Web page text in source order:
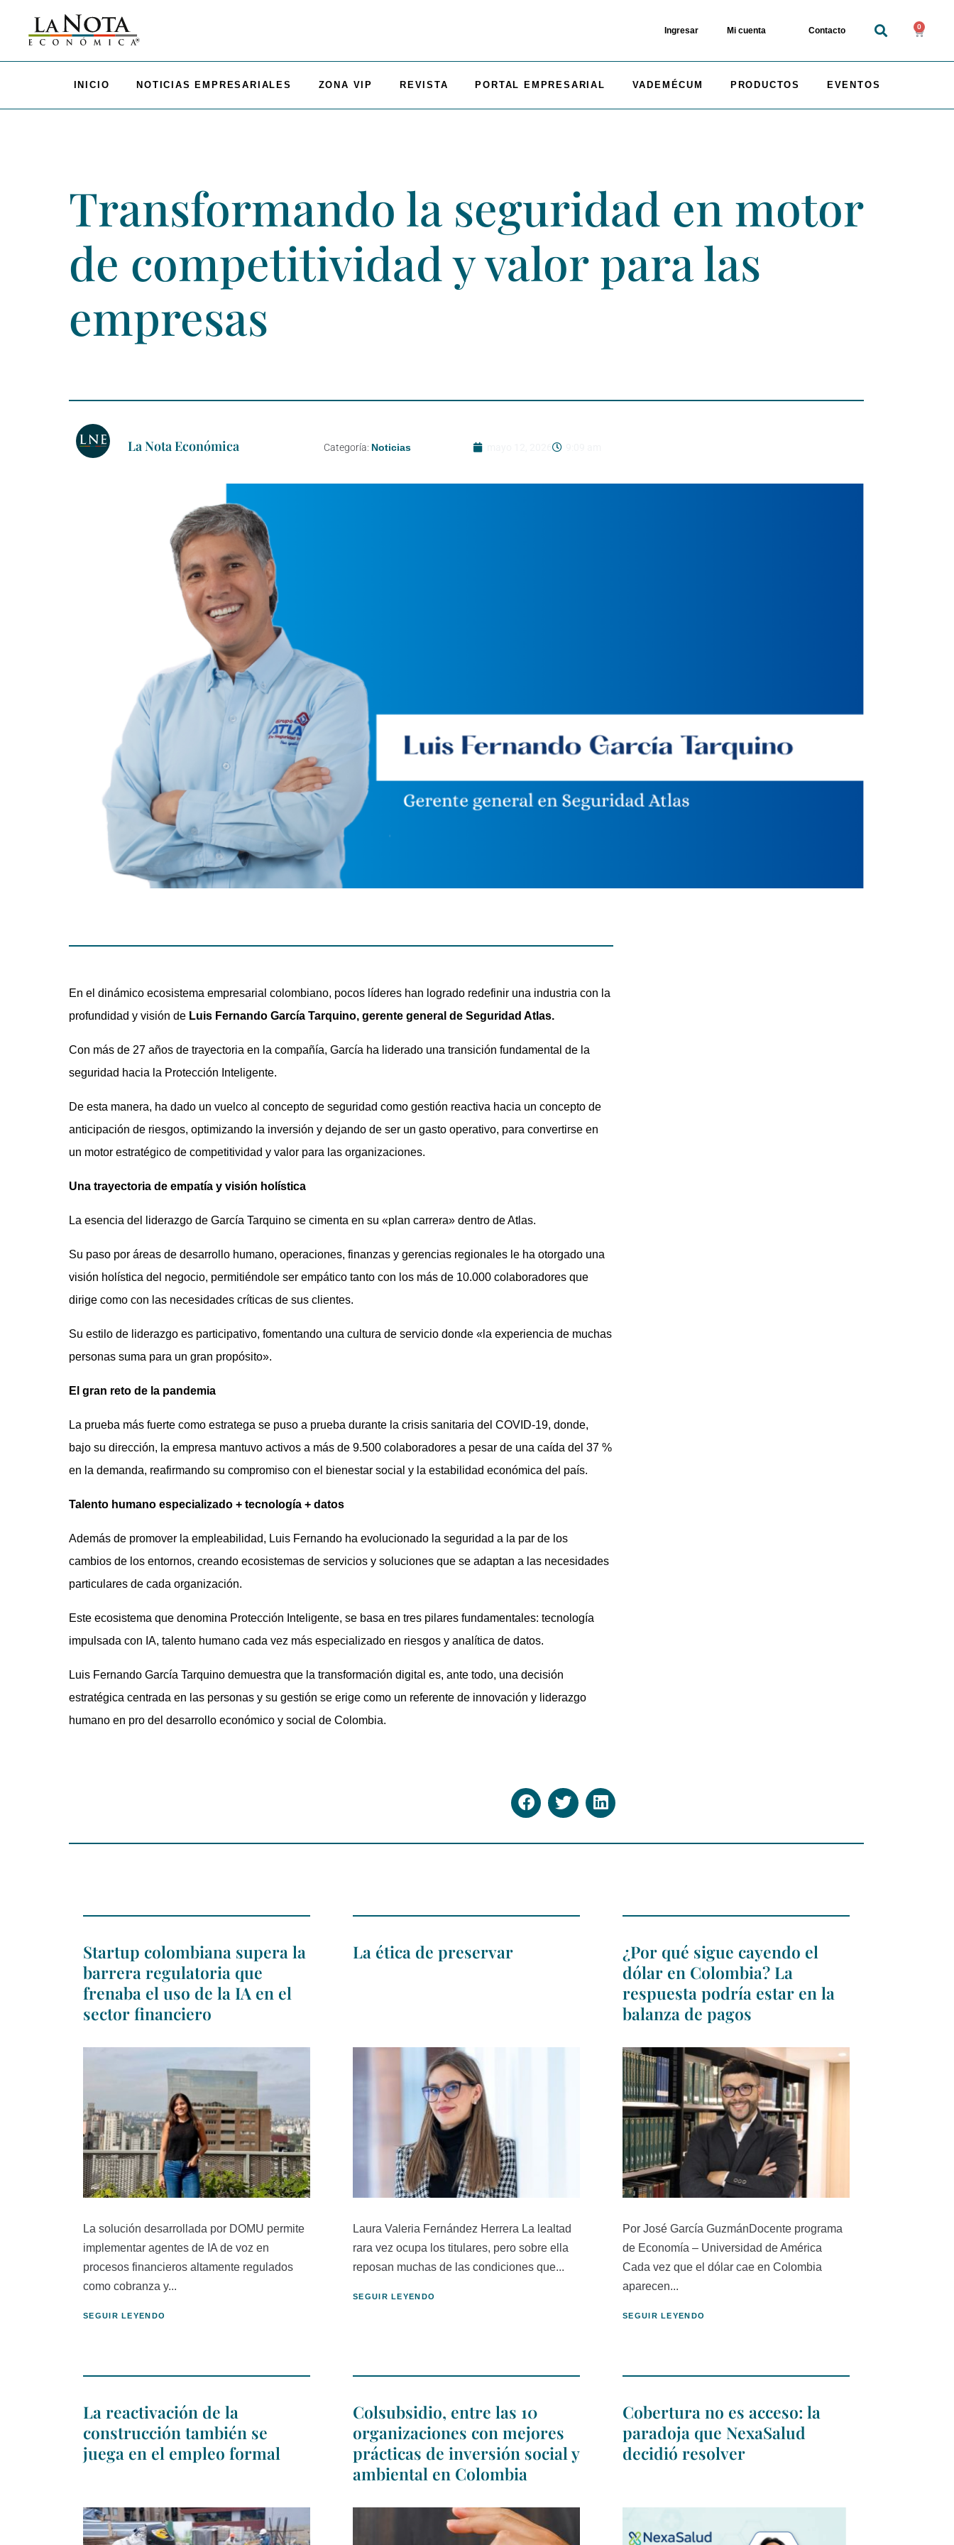
Ingresar Mi cuenta Contacto 0
INICIO NOTICIAS EMPRESARIALES ZONA VIP REVISTA PORTAL EMPRESARIAL VADEMÉCUM PRODUCTOS EVENTOS
Transformando la seguridad en motor
de competitividad y valor para las
empresas
La Nota Económica Categoría: Noticias
En el dinámico ecosistema empresarial colombiano, pocos líderes han logrado redefinir una industria con la
profundidad y visión de Luis Fernando García Tarquino, gerente general de Seguridad Atlas.
Con más de 27 años de trayectoria en la compañía, García ha liderado una transición fundamental de la
seguridad hacia la Protección Inteligente.
De esta manera, ha dado un vuelco al concepto de seguridad como gestión reactiva hacia un concepto de
anticipación de riesgos, optimizando la inversión y dejando de ser un gasto operativo, para convertirse en
un motor estratégico de competitividad y valor para las organizaciones.
Una trayectoria de empatía y visión holística
La esencia del liderazgo de García Tarquino se cimenta en su «plan carrera» dentro de Atlas.
Su paso por áreas de desarrollo humano, operaciones, finanzas y gerencias regionales le ha otorgado una
visión holística del negocio, permitiéndole ser empático tanto con los más de 10.000 colaboradores que
dirige como con las necesidades críticas de sus clientes.
Su estilo de liderazgo es participativo, fomentando una cultura de servicio donde «la experiencia de muchas
personas suma para un gran propósito».
El gran reto de la pandemia
La prueba más fuerte como estratega se puso a prueba durante la crisis sanitaria del COVID-19, donde,
bajo su dirección, la empresa mantuvo activos a más de 9.500 colaboradores a pesar de una caída del 37 %
en la demanda, reafirmando su compromiso con el bienestar social y la estabilidad económica del país.
Talento humano especializado + tecnología + datos
Además de promover la empleabilidad, Luis Fernando ha evolucionado la seguridad a la par de los
cambios de los entornos, creando ecosistemas de servicios y soluciones que se adaptan a las necesidades
particulares de cada organización.
Este ecosistema que denomina Protección Inteligente, se basa en tres pilares fundamentales: tecnología
impulsada con IA, talento humano cada vez más especializado en riesgos y analítica de datos.
Luis Fernando García Tarquino demuestra que la transformación digital es, ante todo, una decisión
estratégica centrada en las personas y su gestión se erige como un referente de innovación y liderazgo
humano en pro del desarrollo económico y social de Colombia.
Startup colombiana supera la
barrera regulatoria que
frenaba el uso de la IA en el
sector financiero
La solución desarrollada por DOMU permite
implementar agentes de IA de voz en
procesos financieros altamente regulados
como cobranza y...
SEGUIR LEYENDO
La ética de preservar
Laura Valeria Fernández Herrera La lealtad
rara vez ocupa los titulares, pero sobre ella
reposan muchas de las condiciones que...
SEGUIR LEYENDO
¿Por qué sigue cayendo el
dólar en Colombia? La
respuesta podría estar en la
balanza de pagos
Por José García GuzmánDocente programa
de Economía – Universidad de América
Cada vez que el dólar cae en Colombia
aparecen...
SEGUIR LEYENDO
La reactivación de la
construcción también se
juega en el empleo formal
Colsubsidio, entre las 10
organizaciones con mejores
prácticas de inversión social y
ambiental en Colombia
Cobertura no es acceso: la
paradoja que NexaSalud
decidió resolver